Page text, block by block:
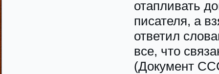
отапливать
писателя, а
ответил
все, что
(Документ